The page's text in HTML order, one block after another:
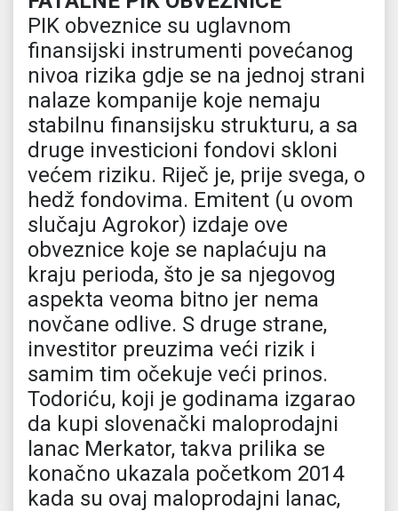
PIK obveznice su uglavnom
finansijski instrumenti povećanog
nivoa rizika gdje se na jednoj strani
nalaze kompanije koje nemaju
stabilnu finansijsku strukturu, a sa
druge investicioni fondovi skloni
većem riziku. Riječ je, prije svega, o
hedž fondovima. Emitent (u ovom
slučaju Agrokor) izdaje ove
obveznice koje se naplaćuju na
kraju perioda, što je sa njegovog
aspekta veoma bitno jer nema
novčane odlive. S druge strane,
investitor preuzima veći rizik i
samim tim očekuje veći prinos.
Todoriću, koji je godinama izgarao
da kupi slovenački maloprodajni
lanac Merkator, takva prilika se
konačno ukazala početkom 2014
kada su ovaj maloprodajni lanac,